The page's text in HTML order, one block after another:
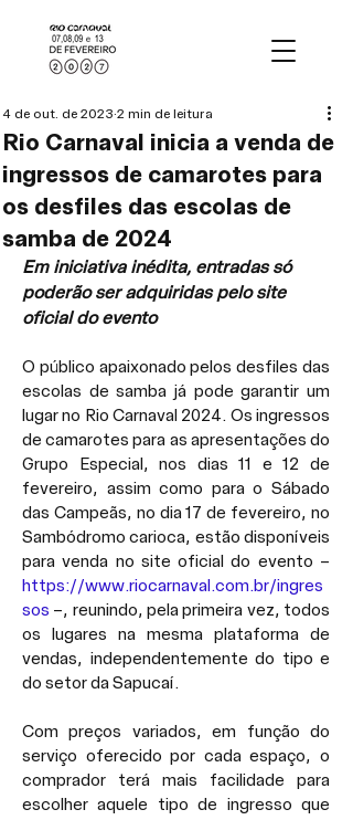
Rio Carnaval inicia a venda de
ingressos de camarotes para
os desfiles das escolas de
samba de 2024
4 de out. de 2023 2 min de leitura
Em iniciativa inédita, entradas só
poderão ser adquiridas pelo site
oficial do evento
O público apaixonado pelos desfiles das
escolas de samba já pode garantir um
lugar no Rio Carnaval 2024. Os ingressos
de camarotes para as apresentações do
Grupo Especial, nos dias 11 e 12 de
fevereiro, assim como para o Sábado
das Campeãs, no dia 17 de fevereiro, no
Sambódromo carioca, estão disponíveis
https://www.riocarnaval.com.br/ingres
sos –, reunindo, pela primeira vez, todos
os lugares na mesma plataforma de
vendas, independentemente do tipo e
do setor da Sapucaí.
Com preços variados, em função do
serviço oferecido por cada espaço, o
comprador terá mais facilidade para
escolher aquele tipo de ingresso que